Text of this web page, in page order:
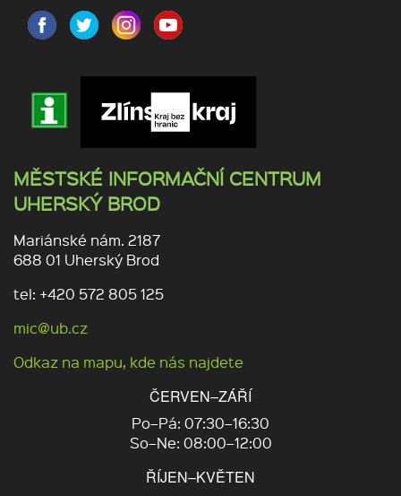
MĚSTSKÉ INFORMAČNÍ CENTRUM
UHERSKÝ BROD
Mariánské nám. 2187
688 01 Uherský Brod
tel: +420 572 805 125
mic@ub.cz
Odkaz na mapu, kde nás najdete
ČERVEN–ZÁŘÍ
Po–Pá: 07:30–16:30
So–Ne: 08:00–12:00
ŘÍJEN–KVĚTEN